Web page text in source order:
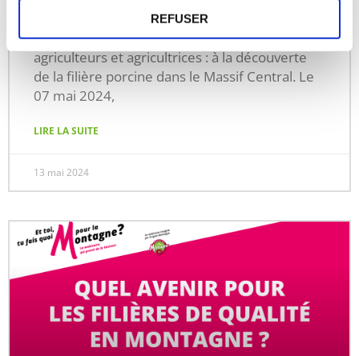
REFUSER
Quand la demande d’enseignants croise la
volonté professionnelle d’aller vers les futurs
agriculteurs et agricultrices : à la découverte
de la filière porcine dans le Massif Central. Le
07 mai 2024,
LIRE LA SUITE
13 mai 2024